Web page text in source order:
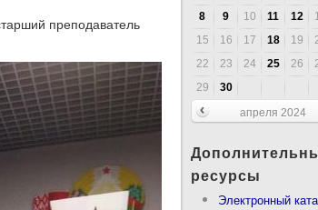
преподаватель
8
9 10 11 12
15
16 17 18 19
22
23 24 25 26
29
30
апреля 2024
ресурсы
Электронный